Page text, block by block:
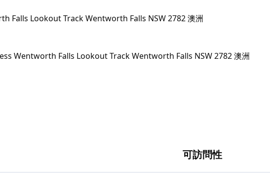
Falls Lookout Track Wentworth Falls NSW 2782 澳洲
可訪問性